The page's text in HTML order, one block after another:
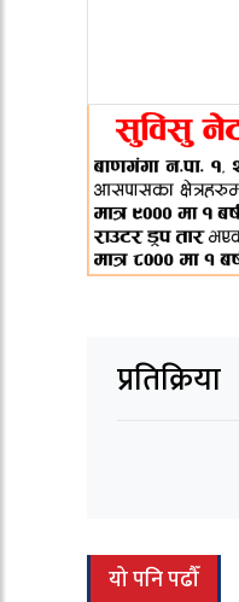
प्रतिक्रिया
यो पनि पढौँ